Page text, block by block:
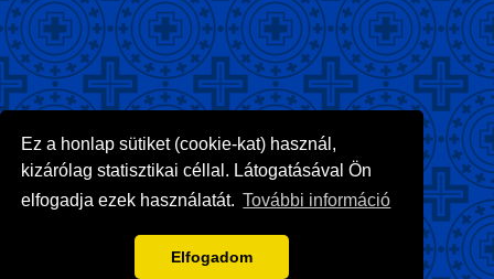
Ez a honlap sütiket (cookie-kat) használ,
kizárólag statisztikai céllal. Látogatásával Ön
elfogadja ezek használatát. További információ
Elfogadom